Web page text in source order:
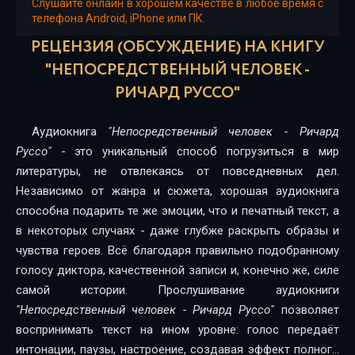
01_14_Britva Okkama
01_16_Britva Okkama
01_17_Britva Okkama
01_18_Britva Okkama
01_19_Britva Okkama
01_20_Britva Okkama
02_21_Iuda dolbodyatel
02_22_Iuda dolbodyatel
02_24_Iuda dolbodyatel
Слушайте онлайн в хорошем качестве в любое время с
телефона Android, iPhone или ПК.
РЕЦЕНЗИЯ (ОБСУЖДЕНИЕ) НА КНИГУ
"НЕПОСРЕДСТВЕННЫЙ ЧЕЛОВЕК -
РИЧАРД РУССО"
Аудиокнига "Непосредственный человек - Ричард
Руссо" - это уникальный способ погрузиться в мир
литературы, не отвлекаясь от повседневных дел.
Независимо от жанра и сюжета, хорошая аудиокнига
способна подарить те же эмоции, что и печатный текст, а
в некоторых случаях - даже глубже раскрыть образы и
чувства героев. Всё благодаря правильно подобранному
голосу диктора, качественной записи и, конечно же, силе
самой истории. Прослушивание аудиокниги
"Непосредственный человек - Ричард Руссо" позволяет
воспринимать текст на ином уровне: голос передаёт
интонации, паузы, настроение, создавая эффект полного